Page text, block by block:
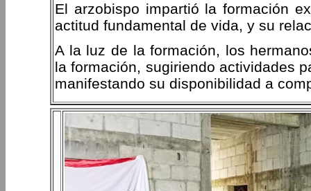
El arzobispo impartió la formación
actitud fundamental de vida, y su
A la luz de la formación, los
la formación, sugiriendo actividades
manifestando su disponibilidad a